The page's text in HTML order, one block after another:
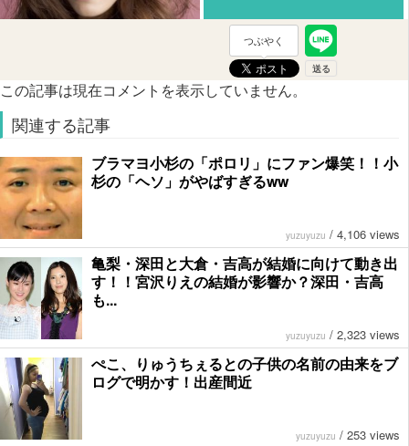
つぶやく
この記事は現在コメントを表示していません。
関連する記事
ブラマヨ小杉の「ポロリ」にファン爆笑！！小
杉の「ヘソ」がやばすぎるww
yuzuyuzu / 4,106 views
亀梨・深田と大倉・吉高が結婚に向けて動き出
す！！宮沢りえの結婚が影響か？深田・吉高
も...
yuzuyuzu / 2,323 views
ぺこ、りゅうちぇるとの子供の名前の由来をブ
ログで明かす！出産間近
yuzuyuzu / 253 views